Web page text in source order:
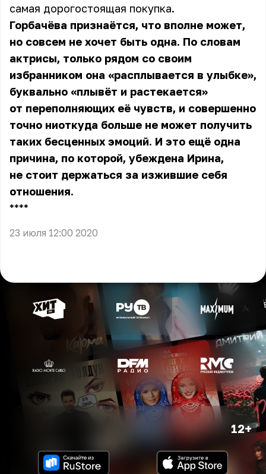
самая дорогостоящая покупка.
Горбачёва признаётся, что вполне может,
но совсем не хочет быть одна. По словам
актрисы, только рядом со своим
избранником она «расплывается в улыбке»,
буквально «плывёт и растекается»
от переполняющих её чувств, и совершенно
точно ниоткуда больше не может получить
таких бесценных эмоций. И это ещё одна
причина, по которой, убеждена Ирина,
не стоит держаться за изжившие себя
отношения.
** **
23 июля 12:00 2020
12+